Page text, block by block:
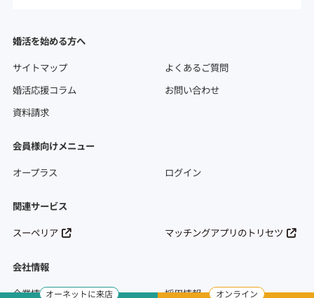
婚活を始める方へ
サイトマップ
よくあるご質問
婚活応援コラム
お問い合わせ
資料請求
会員様向けメニュー
オープラス
ログイン
関連サービス
スーペリア
マッチングアプリのトリセツ
会社情報
企業情報
採用情報